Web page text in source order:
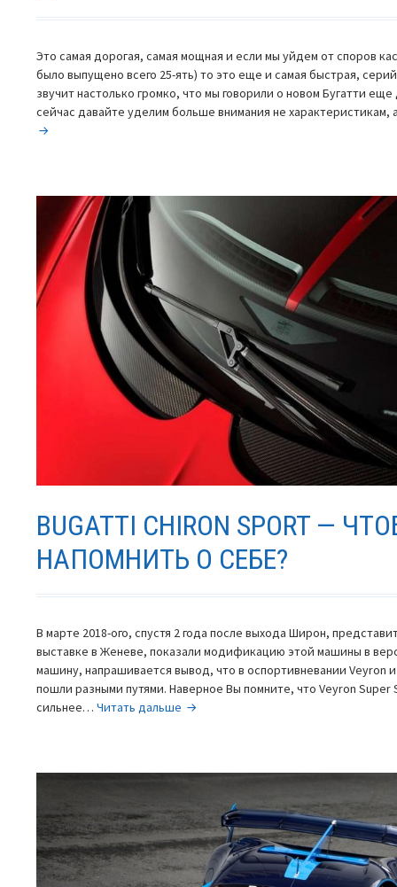
Это самая дорогая, самая мощная и если мы уйдем от споров
было выпущено всего 25-ять) то это еще и самая быстрая,
звучит настолько громко, что мы говорили о новом Бугатти
сейчас давайте уделим больше внимания не
BUGATTI CHIRON SPORT —
НАПОМНИТЬ О СЕБЕ?
В марте 2018-ого, спустя 2 года после выхода Широн,
выставке в Женеве, показали модификацию этой машины в
машину, напрашивается вывод, что в оспортивневании Veyron
пошли разными путями. Наверное Вы помните, что Veyron
сильнее…Читать дальше Bugatti
напомнить
о
себе?